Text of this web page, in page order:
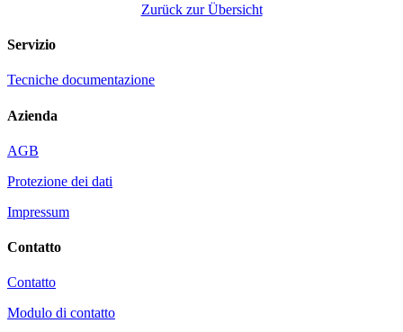
Zurück zur Übersicht
Servizio
Tecniche documentazione
Azienda
AGB
Protezione dei dati
Impressum
Contatto
Contatto
Modulo di contatto